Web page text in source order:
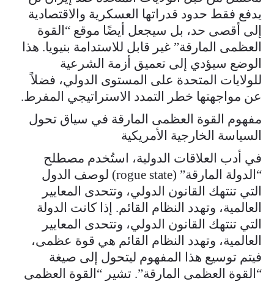
يدفع فقط حدود قدراتها العسكرية والاقتصادية
إلى أقصى حد، بل سيجعل أيضًا موقع “القوة
العظمى المارقة” غير قابل للاستدامة بنيويا. هذا
الوضع سيؤدي إلى تعميق أزمة الشرعية
للولايات المتحدة على المستوى الدولي، فضلاً
عن مواجهتها خطر التمدد الاستراتيجي المفرط.
مفهوم القوة العظمى المارقة في سياق تحول
السياسة الخارجية الأمريكية
في أدب العلاقات الدولية، استُخدم مصطلح
“الدولة المارقة” (rogue state) لوصف الدول
التي تنتهك القانون الدولي، وتتحدى المعايير
العالمية، وتهدد النظام القائم. إذا كانت الدولة
التي تنتهك القانون الدولي، وتتحدى المعايير
العالمية، وتهدد النظام القائم هي قوة عظمى،
فيتم توسيع هذا المفهوم ليتحول إلى صيغة
“القوة العظمى المارقة”. تشير “القوة العظمى